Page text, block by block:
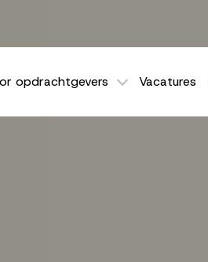
opdrachtgevers Vacatures